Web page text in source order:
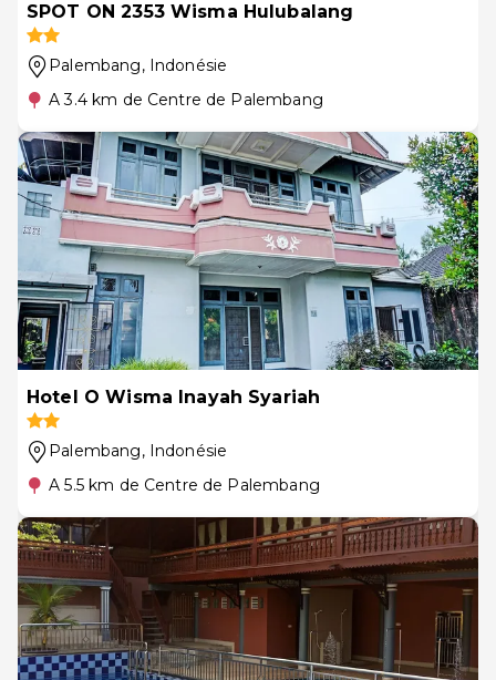
SPOT ON 2353 Wisma Hulubalang
Palembang, Indonésie
A 3.4 km de Centre de Palembang
Hotel O Wisma Inayah Syariah
Palembang, Indonésie
A 5.5 km de Centre de Palembang